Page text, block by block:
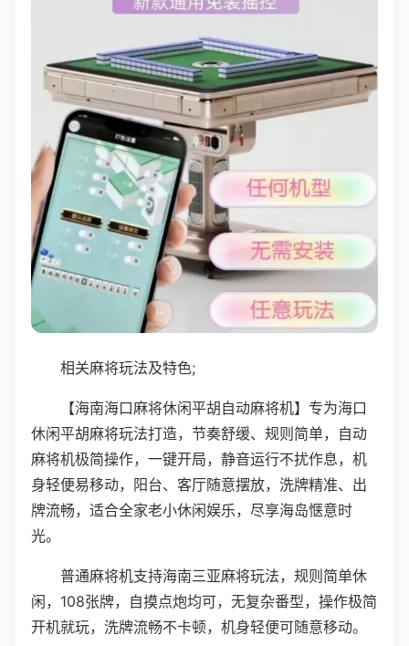
相关麻将玩法及特色;
【海南海口麻将休闲平胡自动麻将机】专为海口
休闲平胡麻将玩法打造，节奏舒缓、规则简单，自动
麻将机极简操作，一键开局，静音运行不扰作息，机
身轻便易移动，阳台、客厅随意摆放，洗牌精准、出
牌流畅，适合全家老小休闲娱乐，尽享海岛惬意时
光。
普通麻将机支持海南三亚麻将玩法，规则简单休
闲，108张牌，自摸点炮均可，无复杂番型，操作极简
开机就玩，洗牌流畅不卡顿，机身轻便可随意移动。